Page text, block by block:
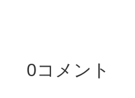
0コメント